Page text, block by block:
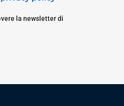
la newsletter di